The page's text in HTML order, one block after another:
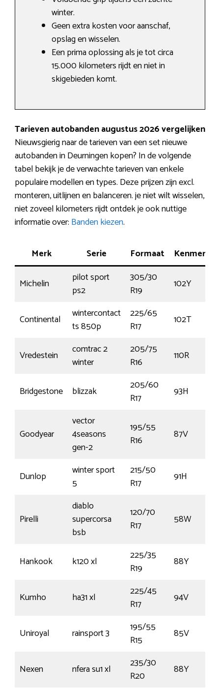
winter.
Geen extra kosten voor aanschaf,
opslag en wisselen.
Een prima oplossing als je tot circa
15.000 kilometers rijdt en niet in
skigebieden komt.
Tarieven autobanden augustus 2026 vergelijken
Nieuwsgierig naar de tarieven van een set nieuwe
autobanden in Deurningen kopen? In de volgende
tabel bekijk je de verwachte tarieven van enkele
populaire modellen en types. Deze prijzen zijn excl.
monteren, uitlijnen en balanceren. je niet wilt wisselen,
niet zoveel kilometers rijdt ontdek je ook nuttige
informatie over: Banden kiezen.
Merk Serie Formaat Kenmerk
Michelin
pilot sport
ps2
305/30
R19
102Y
Continental
wintercontact
ts 850p
225/65
R17
102T
Vredestein
comtrac 2
winter
205/75
R16
110R
Bridgestone blizzak
205/60
R17
93H
Goodyear
vector
4seasons
gen-2
195/55
R16
87V
Dunlop
winter sport
5
215/50
R17
91H
Pirelli
diablo
supercorsa
bsb
120/70
R17
58W
Hankook k120 xl
225/35
R19
88Y
Kumho ha31 xl
225/45
R17
94V
Uniroyal rainsport 3
195/55
R15
85V
Nexen nfera su1 xl
235/30
R20
88Y